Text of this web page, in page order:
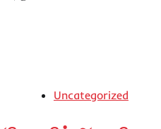
Uncategorized